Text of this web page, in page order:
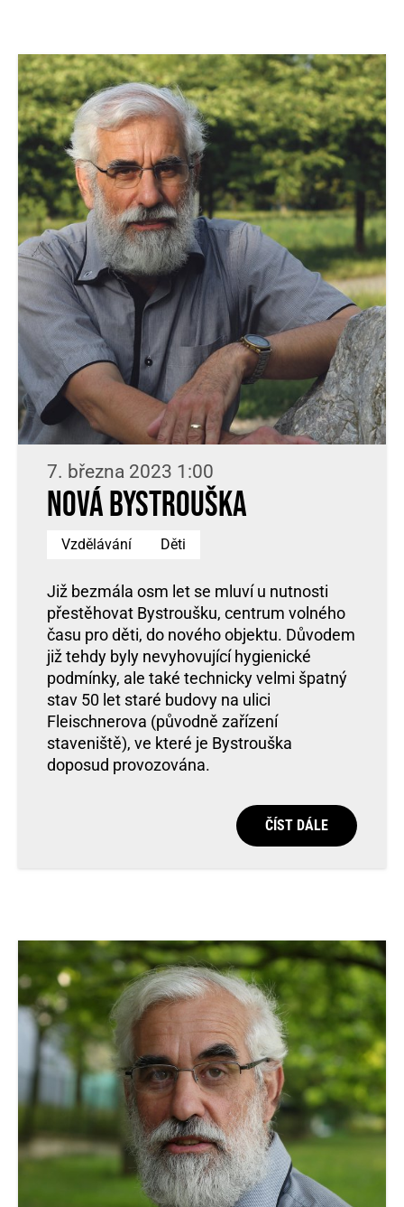
7. března 2023 1:00
Nová Bystrouška
Vzdělávání Děti
Již bezmála osm let se mluví u nutnosti
přestěhovat Bystroušku, centrum volného
času pro děti, do nového objektu. Důvodem
již tehdy byly nevyhovující hygienické
podmínky, ale také technicky velmi špatný
stav 50 let staré budovy na ulici
Fleischnerova (původně zařízení
staveniště), ve které je Bystrouška
doposud provozována.
ČÍST DÁLE